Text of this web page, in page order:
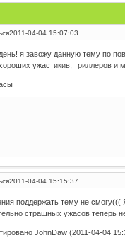
2011-04-04 15:07:03
я завожу данную тему по
ужастикив, триллеров и
2011-04-04 15:15:37
поддержать тему не
страшных ужасов теперь
JohnDaw (2011-04-04